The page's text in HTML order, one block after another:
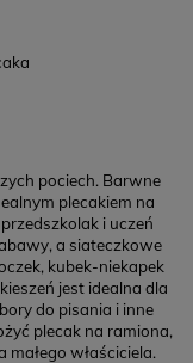
pociech. Barwne
plecakiem na
i uczeń
a siateczkowe
kubek-niekapek
jest idealna dla
do pisania i inne
plecak na ramiona,
właściciela.